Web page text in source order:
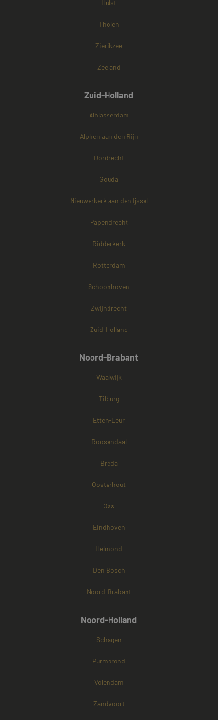
Hulst
Tholen
Zierikzee
Zeeland
Zuid-Holland
Alblasserdam
Alphen aan den Rijn
Dordrecht
Gouda
Nieuwerkerk aan den Ijssel
Papendrecht
Ridderkerk
Rotterdam
Schoonhoven
Zwijndrecht
Zuid-Holland
Noord-Brabant
Waalwijk
Tilburg
Etten-Leur
Roosendaal
Breda
Oosterhout
Oss
Eindhoven
Helmond
Den Bosch
Noord-Brabant
Noord-Holland
Schagen
Purmerend
Volendam
Zandvoort